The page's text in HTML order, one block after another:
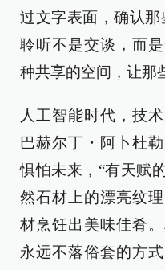
过文字表面，确认
聆听不是交谈，而
种共享的空间，让那
人工智能时代，技
巴赫尔丁・阿卜杜
惧怕未来，“有天赋
然石材上的漂亮纹
材烹饪出美味佳肴
永远不落俗套的方